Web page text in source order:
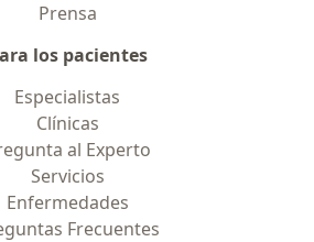
Prensa
los pacientes
Especialistas
Clínicas
al Experto
Servicios
Enfermedades
Frecuentes